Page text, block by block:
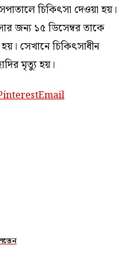
চিকিৎসা দেওয়া হয়।
জন্য ১৫ ডিসেম্বর তাকে
সেখানে চিকিৎসাধীন
মৃত্যু হয়।
Email